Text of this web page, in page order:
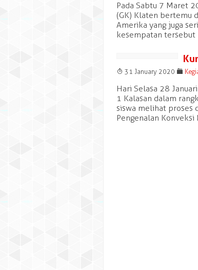
Pada Sabtu 7 Maret
(GK) Klaten bertemu
Amerika yang juga
kesempatan tersebut
T 31 January 2020 F
Hari Selasa 28
1 Kalasan dalam
siswa melihat proses
Pengenalan Konveksi